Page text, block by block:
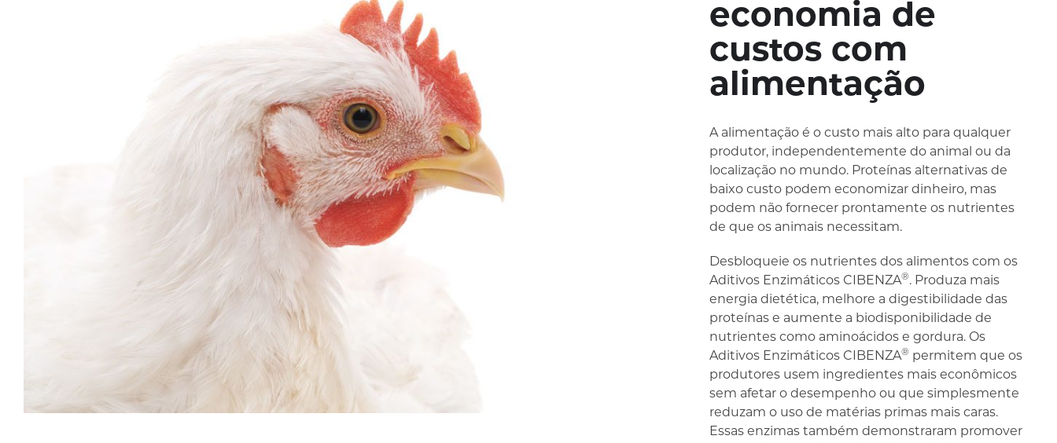
economia de
custos com
alimentação
A alimentação é o custo mais alto para qualquer
produtor, independentemente do animal ou da
localização no mundo. Proteínas alternativas de
baixo custo podem economizar dinheiro, mas
podem não fornecer prontamente os nutrientes
de que os animais necessitam.
Desbloqueie os nutrientes dos alimentos com os
Aditivos Enzimáticos CIBENZA®. Produza mais
energia dietética, melhore a digestibilidade das
proteínas e aumente a biodisponibilidade de
nutrientes como aminoácidos e gordura. Os
Aditivos Enzimáticos CIBENZA® permitem que os
produtores usem ingredientes mais econômicos
sem afetar o desempenho ou que simplesmente
reduzam o uso de matérias primas mais caras.
Essas enzimas também demonstraram promover